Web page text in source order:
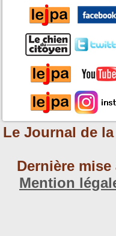
Le Journal de
Dernière mise
Mention